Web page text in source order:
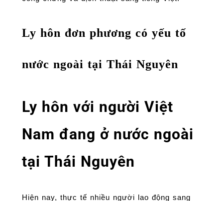
Ly hôn đơn phương có yếu tố
nước ngoài tại Thái Nguyên
Ly hôn với người Việt
Nam đang ở nước ngoài
tại Thái Nguyên
Hiện nay, thực tế nhiều người lao động sang